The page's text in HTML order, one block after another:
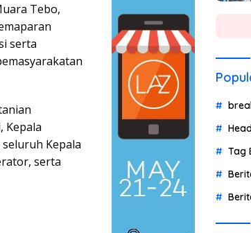
Tebo,
serta
Kepala
Kepala
serta
Tag